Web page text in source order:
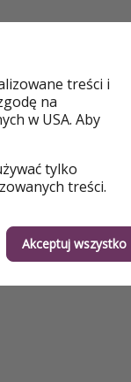
treści i
na
w USA. Aby
tylko
treści.
Akceptuj wszystko